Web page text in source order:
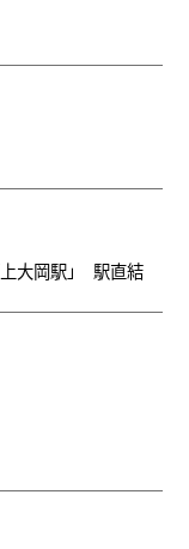
大岡駅」 駅直結